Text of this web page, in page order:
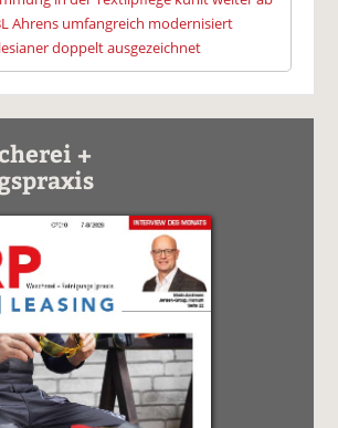
Ahrens umfangreich modernisiert
doppelt ausgezeichnet
+